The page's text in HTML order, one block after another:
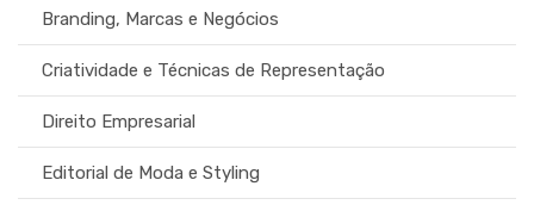
Branding, Marcas e Negócios
Criatividade e Técnicas de Representação
Direito Empresarial
Editorial de Moda e Styling